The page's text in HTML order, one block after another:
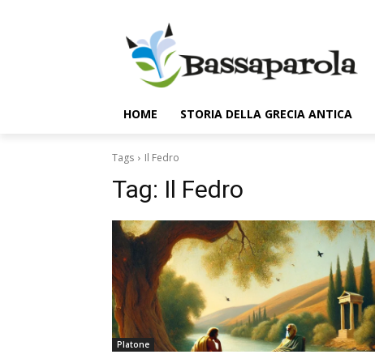
HOME STORIA DELLA GRECIA ANTICA
Tags Il Fedro
Tag: Il Fedro
Platone